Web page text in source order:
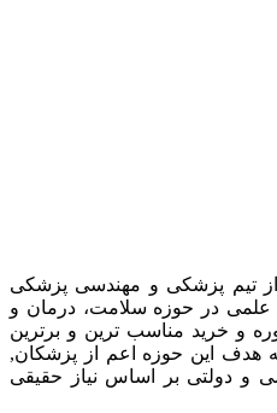
از تیم پزشکی و مهندسی پزشکی
علمی در حوزه سلامت، درمان و
و خرید مناسب ترین و برترین
هدف این حوزه اعم از پزشکان,
و دولتی بر اساس نیاز حقیقی